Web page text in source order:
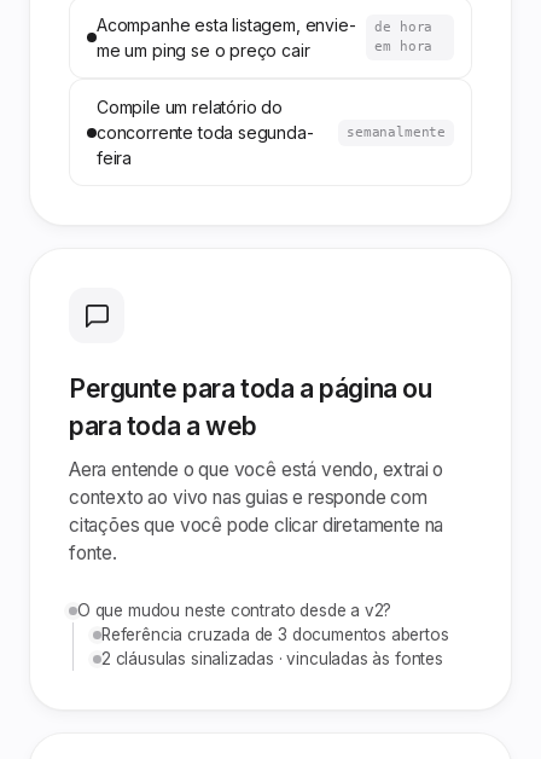
Acompanhe esta listagem, envie-
me um ping se o preço cair
de hora
em hora
Compile um relatório do
concorrente toda segunda-
feira
semanalmente
Pergunte para toda a página ou
para toda a web
Aera entende o que você está vendo, extrai o
contexto ao vivo nas guias e responde com
citações que você pode clicar diretamente na
fonte.
O que mudou neste contrato desde a v2?
Referência cruzada de 3 documentos abertos
2 cláusulas sinalizadas · vinculadas às fontes